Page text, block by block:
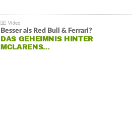
Besser als Red Bull & Ferrari?
DAS GEHEIMNIS HINTER
MCLARENS…